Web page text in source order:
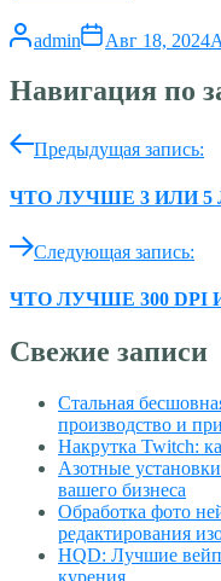
admin Авг 18, 2024
Навигация по
Предыдущая запись:
ЧТО ЛУЧШЕ 3 ИЛИ 5
Следующая запись:
ЧТО ЛУЧШЕ 300 DPI
Свежие записи
Стальная
производство и
Накрутка Twitch:
Азотные
вашего бизнеса
Обработка фото
редактирования
HQD: Лучшие